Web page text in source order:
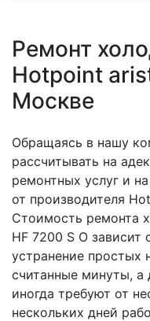
Ремонт
Hotpoint
Москве
Обращаясь в нашу
рассчитывать на
ремонтных услуг и
от производителя
Стоимость ремонта
HF 7200 S O зависит
устранение простых
считанные минуты,
иногда требуют от
нескольких дней